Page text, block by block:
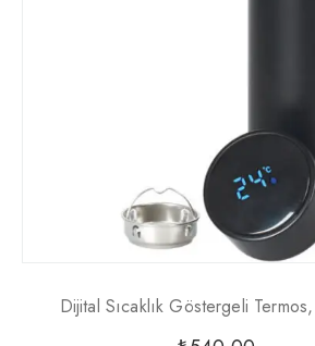
Dijital Sıcaklık Göstergeli